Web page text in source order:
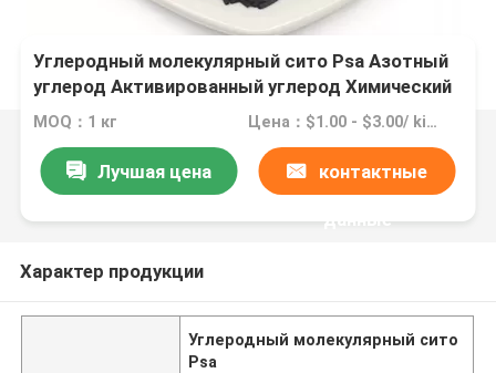
Углеродный молекулярный сито Psa Азотный
углерод Активированный углерод Химический
вспомогательный агент
MOQ：1 кг Цена：$1.00 - $3.00/ kilogram
Лучшая цена контактные
данные
Характер продукции
Углеродный молекулярный сито
Psa